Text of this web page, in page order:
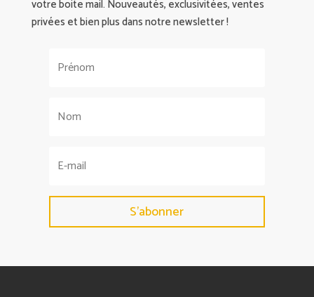
votre boite mail. Nouveautés, exclusivitées, ventes
privées et bien plus dans notre newsletter !
S'abonner